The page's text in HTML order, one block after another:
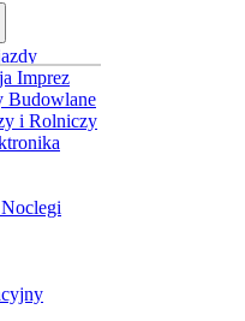
Imprez
Budowlane
i Rolniczy